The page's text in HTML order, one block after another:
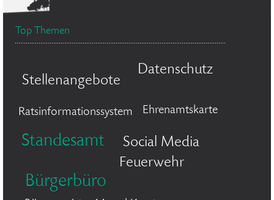
Top Themen
Stellenangebote
Datenschutz
Ratsinformationssystem Ehrenamtskarte
Standesamt Social Media
Bürgerbüro
Feuerwehr